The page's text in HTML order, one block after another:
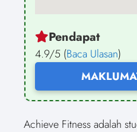
Pendapat
4.9/5 (Baca Ulasan)
Achieve Fitness adalah